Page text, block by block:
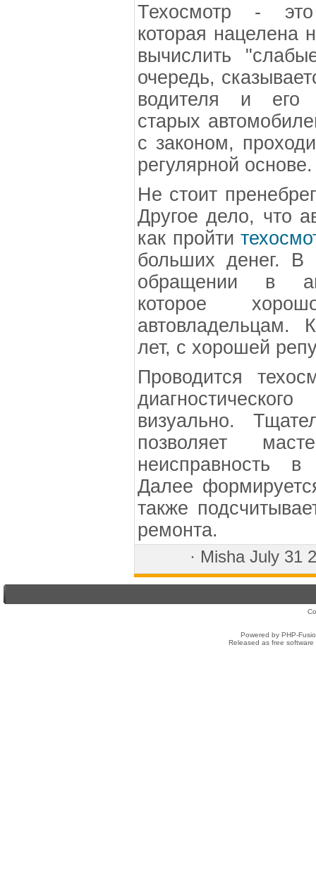
Техосмотр -
которая нацелена
вычислить
очередь,
водителя и его
старых
с законом,
регулярной основе.
Не стоит
Другое дело, что
как пройти
больших денег. В
обращении в
которое
автовладельцам.
лет, с хорошей
Проводится
визуально.
позволяет
неисправность в
Далее
также
ремонта.
· MishaJuly 31
Powered by PHP-
Released as free